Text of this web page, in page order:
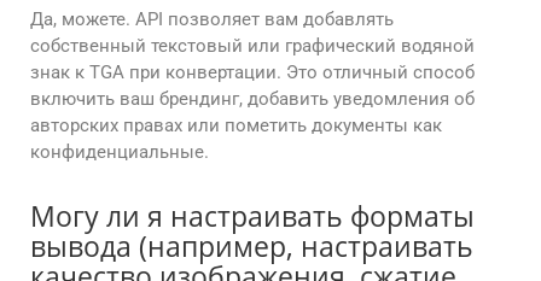
Да, можете. API позволяет вам добавлять
собственный текстовый или графический водяной
знак к TGA при конвертации. Это отличный способ
включить ваш брендинг, добавить уведомления об
авторских правах или пометить документы как
конфиденциальные.
Могу ли я настраивать форматы
вывода (например, настраивать